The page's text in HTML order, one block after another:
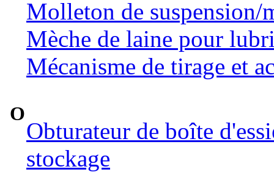
Molleton de suspension/
Mèche de laine pour
Mécanisme de tirage et
O
Obturateur de boîte
stockage